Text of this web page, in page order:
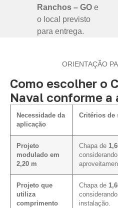
Ranchos – GO e
o local previsto
para entrega.
ORIENTAÇÃO
Como escolher o
Naval conforme a
Necessidade da
aplicação
Critérios de
Projeto
modulado em
2,20 m
Chapa de
Projeto que
utiliza
comprimento
Chapa de
instalação.